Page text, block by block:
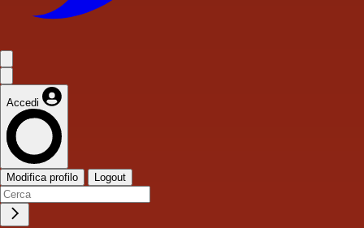
Accedi
Modifica profilo Logout